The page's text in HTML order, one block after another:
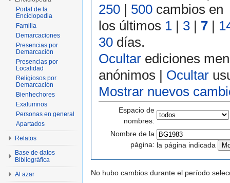
250 | 500 cambios en
los últimos 1 | 3 | 7 |
30 días.
Ocultar ediciones
anónimos | Ocultar
Mostrar nuevos
Espacio de
nombres:
Nombre de la
página: la página indicada
No hubo cambios durante el período
Portal de la
Enciclopedia
Familia
Demarcaciones
Presencias por
Demarcación
Presencias por
Localidad
Religiosos por
Demarcación
Bienhechores
Exalumnos
Personas en general
Apartados
Relatos
Base de datos
Bibliográfica
Al azar